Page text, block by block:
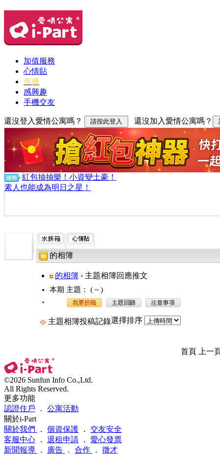
加值服務
心情貼
直播
感興趣
手機交友
還沒登入愛情公寓嗎？ 還沒加入愛情公寓嗎？
紅包抽抽樂！小資變土豪！
素人也能成為明日之星！
的相簿
的相簿 › 主題相簿回應推文
本期 主題： ( ~ )
主題相簿投稿記錄選擇排序
首頁 上一
©2026 Sunfun Info Co.,Ltd.
All Rights Reserved.
更多功能
認證住戶 ． 公寓活動
關於i-Part
關於我們
． 個資保護 ． 交友安全
客服中心 ． 退租申請 ． 愛心發票
新聞報導
． 廣告 ． 合作 ． 徵才